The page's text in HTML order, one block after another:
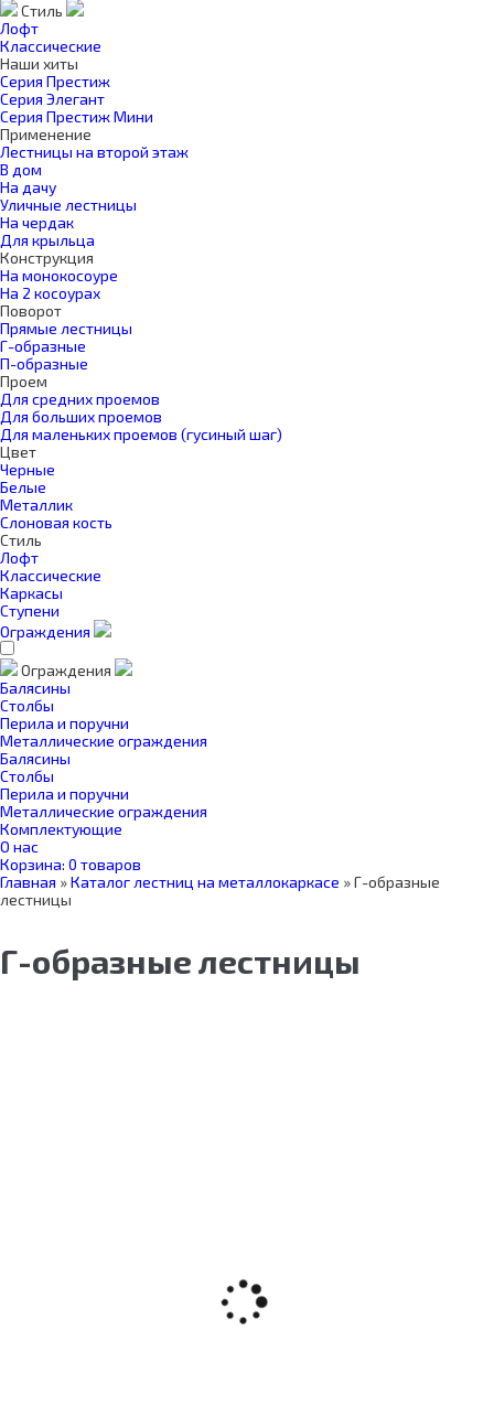
Стиль
Лофт
Классические
Наши хиты
Серия Престиж
Серия Элегант
Серия Престиж Мини
Применение
Лестницы на второй этаж
В дом
На дачу
Уличные лестницы
На чердак
Для крыльца
Конструкция
На монокосоуре
На 2 косоурах
Поворот
Прямые лестницы
Г-образные
П-образные
Проем
Для средних проемов
Для больших проемов
Для маленьких проемов (гусиный шаг)
Цвет
Черные
Белые
Металлик
Слоновая кость
Стиль
Лофт
Классические
Каркасы
Ступени
Ограждения
Ограждения
Балясины
Столбы
Перила и поручни
Металлические ограждения
Балясины
Столбы
Перила и поручни
Металлические ограждения
Комплектующие
О нас
Корзина: 0 товаров
Главная »Каталог лестниц на металлокаркасе »Г-образные
лестницы
Г-образные лестницы